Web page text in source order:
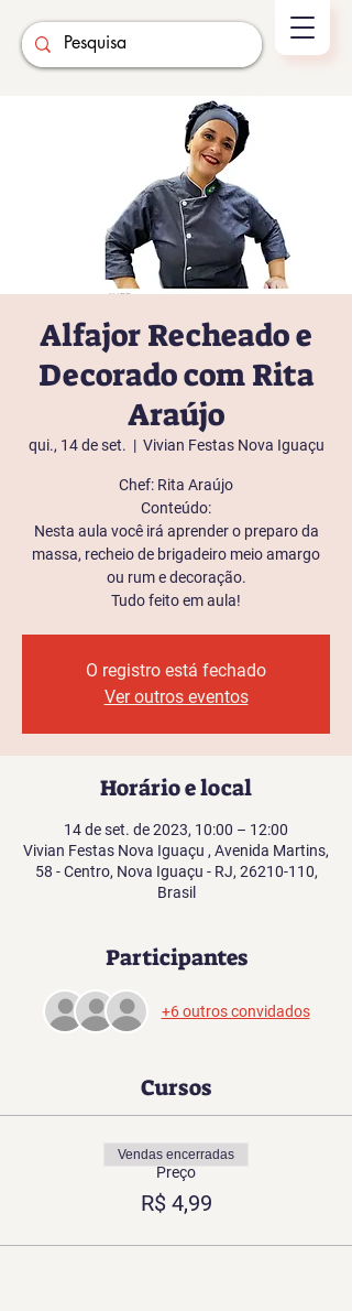
Alfajor Recheado e
Decorado com Rita
Araújo
qui., 14 de set.
  |
Vivian Festas Nova Iguaçu
Chef: Rita Araújo
Conteúdo:
Nesta aula você irá aprender o preparo da
massa, recheio de brigadeiro meio amargo
ou rum e decoração.
Tudo feito em aula!
O registro está fechado
Ver outros eventos
Horário e local
14 de set. de 2023, 10:00 – 12:00
Vivian Festas Nova Iguaçu , Avenida Martins,
58 - Centro, Nova Iguaçu - RJ, 26210-110,
Brasil
Participantes
+6 outros convidados
Cursos
Preço
R$ 4,99
Vendas encerradas